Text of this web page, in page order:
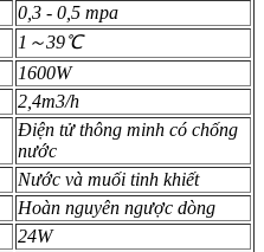
0,3 - 0,5 mpa
1～39℃
1600W
2,4m3/h
Điện tử thông minh có chống
nước
Nước và muối tinh khiết
Hoàn nguyên ngược dòng
24W